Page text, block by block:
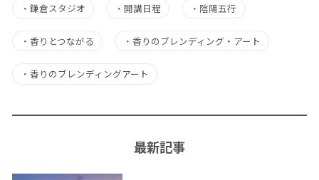
・ 鎌倉スタジオ ・開講日程 ・ 陰陽五行
・ 香りとつながる ・ 香りのブレンディング・アート
・ 香りのブレンディングアート
最新記事